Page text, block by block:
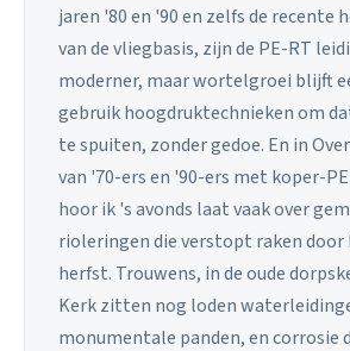
jaren '80 en '90 en zelfs de
van de vliegbasis, zijn de PE-RT
moderner, maar wortelgroei blijft
gebruik hoogdruktechnieken om
te spuiten, zonder gedoe. En in
van '70-ers en '90-ers met koper-
hoor ik 's avonds laat vaak over
rioleringen die verstopt raken door
herfst. Trouwens, in de oude
Kerk zitten nog loden
monumentale panden, en corrosie